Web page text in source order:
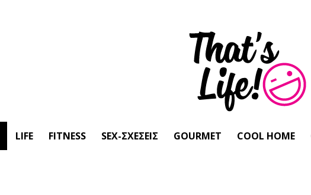
LIFE FITNESS SEX-ΣΧΈΣΕΙΣ GOURMET COOL HOME